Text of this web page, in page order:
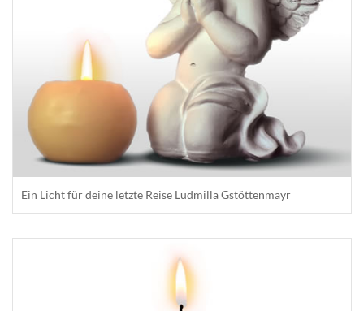
Ein Licht für deine letzte Reise Ludmilla Gstöttenmayr